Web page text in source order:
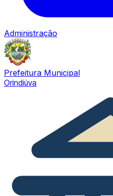
Administração
Prefeitura Municipal
Orindiúva